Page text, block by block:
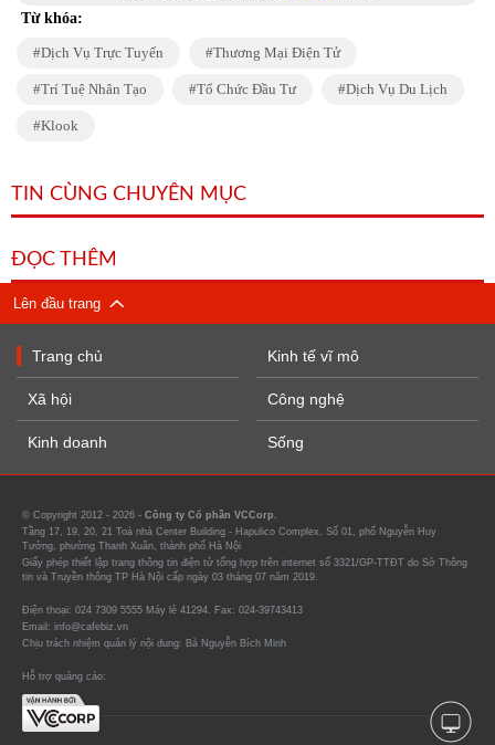
Từ khóa:
Dịch Vụ Trực Tuyến Thương Mại Điện Tử
Trí Tuệ Nhân Tạo Tổ Chức Đầu Tư Dịch Vụ Du Lịch
Klook
TIN CÙNG CHUYÊN MỤC
ĐỌC THÊM
Lên đầu trang
Trang chủ
Xã hội
Kinh doanh
Kinh tế vĩ mô
Công nghệ
Sống
© Copyright 2012 - 2026 - Công ty Cổ phần VCCorp.
Tầng 17, 19, 20, 21 Toà nhà Center Building - Hapulico Complex, Số 01, phố Nguyễn Huy
Tưởng, phường Thanh Xuân, thành phố Hà Nội
Giấy phép thiết lập trang thông tin điện tử tổng hợp trên internet số 3321/GP-TTĐT do Sở Thông
tin và Truyền thông TP Hà Nội cấp ngày 03 tháng 07 năm 2019.
Điện thoại: 024 7309 5555 Máy lẻ 41294. Fax: 024-39743413
Email: info@cafebiz.vn
Chịu trách nhiệm quản lý nội dung: Bà Nguyễn Bích Minh
Hỗ trợ quảng cáo: